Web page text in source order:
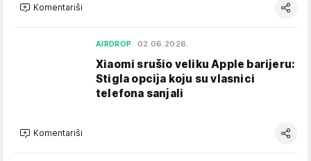
Komentariši
AIRDROP 02.06.2026.
Xiaomi srušio veliku Apple barijeru:
Stigla opcija koju su vlasnici
telefona sanjali
Komentariši